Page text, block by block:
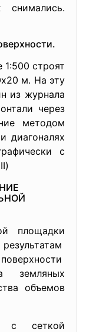
строят
м. На эту
из журнала
через
методом
диагоналях
с
площадки
поверхности
земляных
объемов
с сеткой